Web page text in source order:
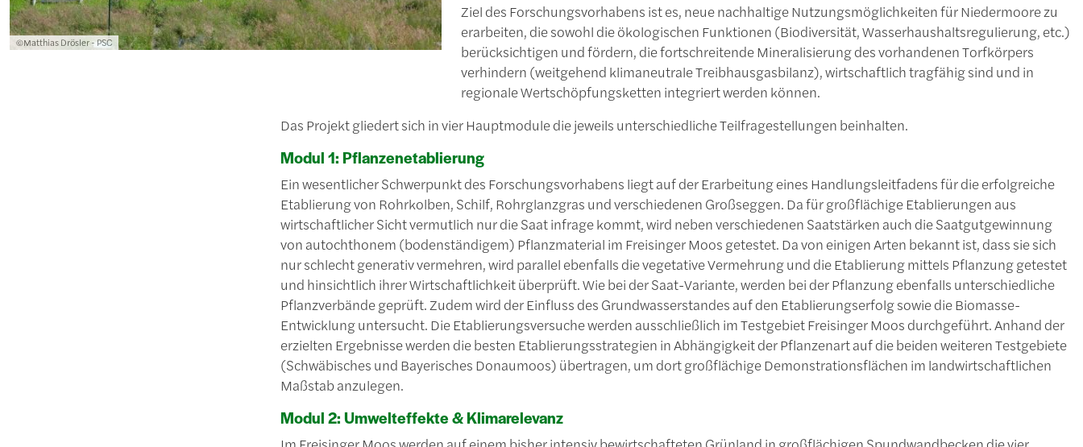
Lizenzinformationen einschließlich Urheberrecht
©Matthias Drösler - PSC
Ziel des Forschungsvorhabens ist es, neue nachhaltige Nutzungsmöglichkeiten für Niedermoore zu
erarbeiten, die sowohl die ökologischen Funktionen (Biodiversität, Wasserhaushaltsregulierung, etc.)
berücksichtigen und fördern, die fortschreitende Mineralisierung des vorhandenen Torfkörpers
verhindern (weitgehend klimaneutrale Treibhausgasbilanz), wirtschaftlich tragfähig sind und in
regionale Wertschöpfungsketten integriert werden können.
Das Projekt gliedert sich in vier Hauptmodule die jeweils unterschiedliche Teilfragestellungen beinhalten.
Modul 1: Pflanzenetablierung
Ein wesentlicher Schwerpunkt des Forschungsvorhabens liegt auf der Erarbeitung eines Handlungsleitfadens für die erfolgreiche
Etablierung von Rohrkolben, Schilf, Rohrglanzgras und verschiedenen Großseggen. Da für großflächige Etablierungen aus
wirtschaftlicher Sicht vermutlich nur die Saat infrage kommt, wird neben verschiedenen Saatstärken auch die Saatgutgewinnung
von autochthonem (bodenständigem) Pflanzmaterial im Freisinger Moos getestet. Da von einigen Arten bekannt ist, dass sie sich
nur schlecht generativ vermehren, wird parallel ebenfalls die vegetative Vermehrung und die Etablierung mittels Pflanzung getestet
und hinsichtlich ihrer Wirtschaftlichkeit überprüft. Wie bei der Saat-Variante, werden bei der Pflanzung ebenfalls unterschiedliche
Pflanzverbände geprüft. Zudem wird der Einfluss des Grundwasserstandes auf den Etablierungserfolg sowie die Biomasse-
Entwicklung untersucht. Die Etablierungsversuche werden ausschließlich im Testgebiet Freisinger Moos durchgeführt. Anhand der
erzielten Ergebnisse werden die besten Etablierungsstrategien in Abhängigkeit der Pflanzenart auf die beiden weiteren Testgebiete
(Schwäbisches und Bayerisches Donaumoos) übertragen, um dort großflächige Demonstrationsflächen im landwirtschaftlichen
Maßstab anzulegen.
Modul 2: Umwelteffekte & Klimarelevanz